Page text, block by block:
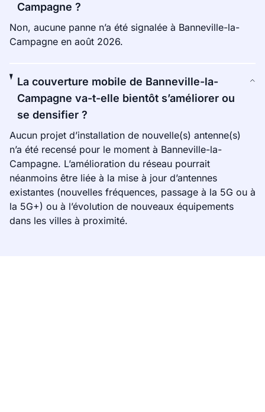
Campagne ?
Non, aucune panne n’a été signalée à Banneville-la-
Campagne en août 2026.
La couverture mobile de Banneville-la-
Campagne va-t-elle bientôt s’améliorer ou
se densifier ?
Aucun projet d’installation de nouvelle(s) antenne(s)
n’a été recensé pour le moment à Banneville-la-
Campagne. L’amélioration du réseau pourrait
néanmoins être liée à la mise à jour d’antennes
existantes (nouvelles fréquences, passage à la 5G ou à
la 5G+) ou à l’évolution de nouveaux équipements
dans les villes à proximité.